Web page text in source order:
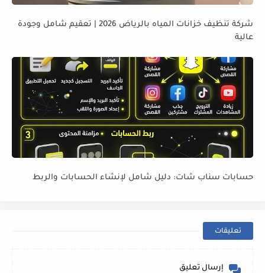
شركة تنظيف خزانات المياه بالرياض 2026 | تعقيم شامل وجودة
عالية
حسابات سناب شات: دليل شامل لإنشاء الحسابات والربط
تعليقات
إرسال تعليق